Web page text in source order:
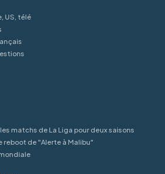
US, télé
matchs de La Liga pour deux saisons
reboot de "Alerte à Malibu"